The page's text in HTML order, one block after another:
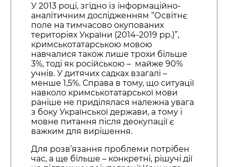
У 2013 році, згідно із інформаційно-
аналітичним дослідженням “Освітнє
поле на тимчасово окупованих
територіях України (2014-2019 рр.)”,
кримськотатарською мовою
навчалися також лише трохи більше
3%, тоді як російською – майже 90%
учнів. У дитячих садках взагалі –
менше 1,5%. Справа в тому, що ситуації
навколо кримськотатарської мови
раніше не приділялася належна увага
з боку Української держави, а тому і
мовне питання після деокупації є
важким для вирішення.
Для розв’язання проблеми потрібен
час, а ще більше – конкретні, рішучі дії